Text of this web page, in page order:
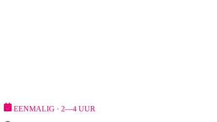
EENMALIG · 2—4 UUR